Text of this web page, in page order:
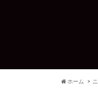
ホーム